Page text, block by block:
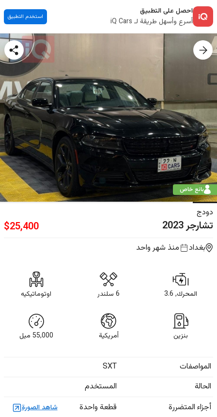
احصل على التطبيق
أسرع وأسهل طريقة لـ iQ Cars
استخدم التطبيق
بائع خاص
دودج
تشارجر2023
$25,400
بغداد منذ شهر واحد
المحرك, 3.6 6 سلندر اوتوماتيكيه
بنزين أمريكية 55,000 ميل
المواصفات
SXT
الحالة
المستخدم
أجزاء المتضررة
قطعة واحدة شاهد الصورة